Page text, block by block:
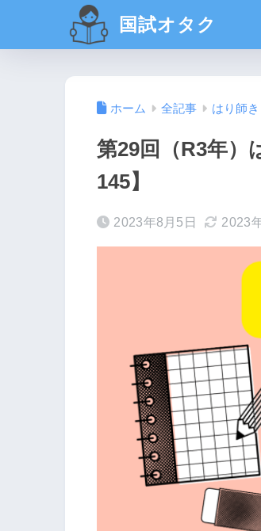
国試オタク
ホーム 全記事 はり師
第29回（R3年）
145】
2023年8月5日 2023